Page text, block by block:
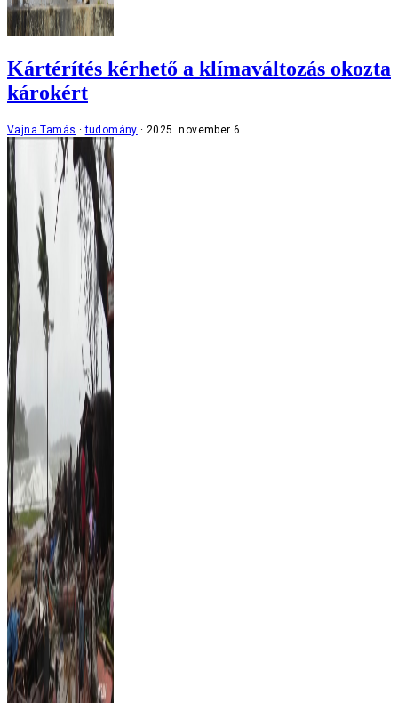
Kártérítés kérhető a klímaváltozás okozta
károkért
Vajna Tamás tudomány 2025. november 6.